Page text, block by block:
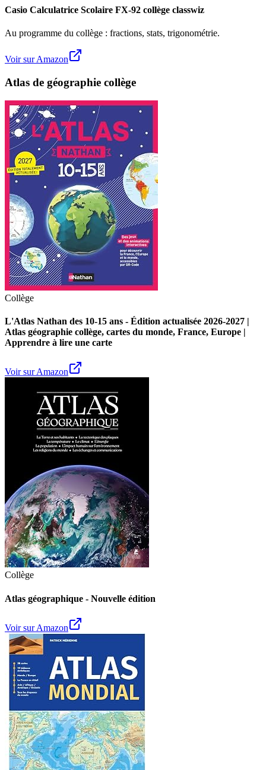
Casio Calculatrice Scolaire FX-92 collège classwiz
Au programme du collège : fractions, stats, trigonométrie.
Voir sur Amazon
Atlas de géographie collège
Collège
L'Atlas Nathan des 10-15 ans - Édition actualisée 2026-2027 |
Atlas géographie collège, cartes du monde, France, Europe |
Apprendre à lire une carte
Voir sur Amazon
Collège
Atlas géographique - Nouvelle édition
Voir sur Amazon